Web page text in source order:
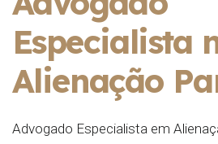
Especialista
Alienação
Advogado Especialista em